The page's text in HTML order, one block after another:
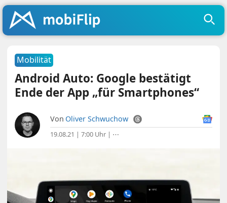
Mobilität
Android Auto: Google bestätigt
Ende der App „für Smartphones“
Von Oliver Schwuchow
19.08.21 | 7:00 Uhr | ⋯